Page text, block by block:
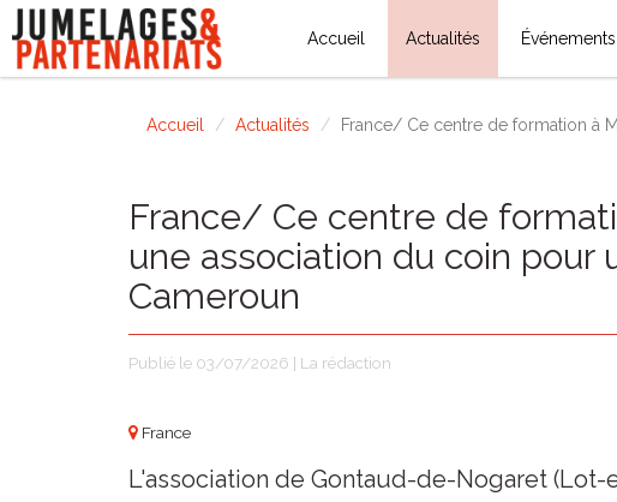
Accueil Actualités Événements
Accueil Actualités France/ Ce centre de formation à
France/ Ce centre de
une association du coin pour
Cameroun
Publié le 03/07/2026 | La rédaction
France
L'association de Gontaud-de-Nogaret